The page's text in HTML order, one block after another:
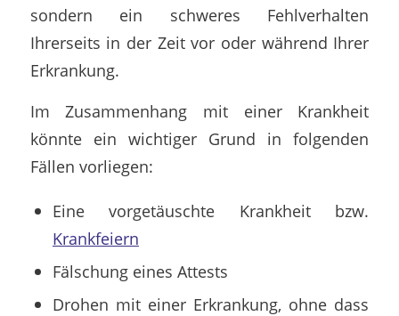
sondern ein schweres Fehlverhalten
Ihrerseits in der Zeit vor oder während Ihrer
Erkrankung.
Im Zusammenhang mit einer Krankheit
könnte ein wichtiger Grund in folgenden
Fällen vorliegen:
Eine vorgetäuschte Krankheit bzw.
Krankfeiern
Fälschung eines Attests
Drohen mit einer Erkrankung, ohne dass